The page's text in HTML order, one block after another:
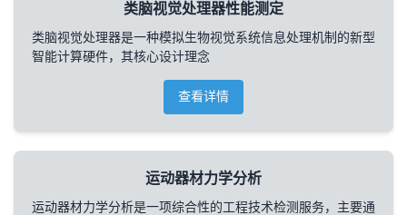
类脑视觉处理器性能测定
类脑视觉处理器是一种模拟生物视觉系统信息处理机制的新型
智能计算硬件，其核心设计理念
查看详情
运动器材力学分析
运动器材力学分析是一项综合性的工程技术检测服务，主要通